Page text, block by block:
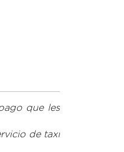
que les
de taxi